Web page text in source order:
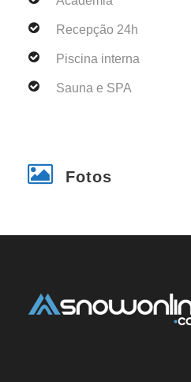
Recepção 24h
Piscina interna
Sauna e SPA
Fotos